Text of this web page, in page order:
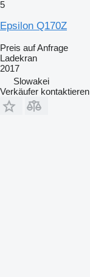
5
Epsilon Q170Z
Preis auf Anfrage
Ladekran
2017
Slowakei
Verkäufer kontaktieren